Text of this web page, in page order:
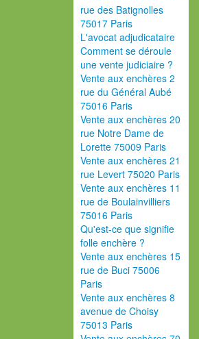
rue des Batignolles
75017 Paris
L'avocat adjudicataire
Comment se déroule
une vente judiciaire ?
Vente aux enchères 2
rue du Général Aubé
75016 Paris
Vente aux enchères 20
rue Notre Dame de
Lorette 75009 Paris
Vente aux enchères 21
rue Levert 75020 Paris
Vente aux enchères 11
rue de Boulainvilliers
75016 Paris
Qu'est-ce que signifie
folle enchère ?
Vente aux enchères 15
rue de Buci 75006
Paris
Vente aux enchères 8
avenue de Choisy
75013 Paris